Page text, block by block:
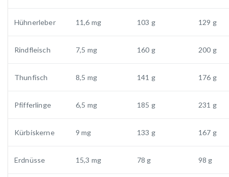
Hühnerleber 11,6 mg 103 g 129 g
Rindfleisch 7,5 mg 160 g 200 g
Thunfisch 8,5 mg 141 g 176 g
Pfifferlinge 6,5 mg 185 g 231 g
Kürbiskerne 9 mg 133 g 167 g
Erdnüsse 15,3 mg 78 g 98 g